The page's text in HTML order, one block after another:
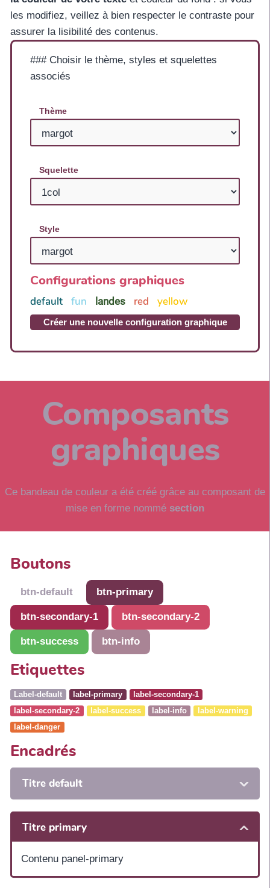
les modifiez, veillez à bien respecter le contraste pour
assurer la lisibilité des contenus.
### Choisir le thème, styles et squelettes
associés
Thème
Squelette
Style
Configurations graphiques
default fun landes red yellow
Créer une nouvelle configuration graphique
Composants
graphiques
Ce bandeau de couleur a été créé grâce au composant de
mise en forme nommé section
Boutons
btn-default btn-primary
btn-secondary-1 btn-secondary-2
btn-success btn-info
Etiquettes
Label-default label-primary
label-secondary-1
label-secondary-2
label-success label-info
label-warning
label-danger
Encadrés
Titre default
Titre primary
Contenu panel-primary